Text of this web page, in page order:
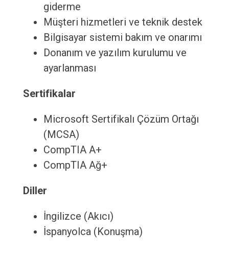
giderme
Müşteri hizmetleri ve teknik destek
Bilgisayar sistemi bakım ve onarımı
Donanım ve yazılım kurulumu ve
ayarlanması
Sertifikalar
Microsoft Sertifikalı Çözüm Ortağı
(MCSA)
CompTIA A+
CompTIA Ağ+
Diller
İngilizce (Akıcı)
İspanyolca (Konuşma)